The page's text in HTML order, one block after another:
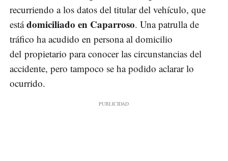
recurriendo a los datos del titular del vehículo, que
estádomiciliado en Caparroso. Una patrulla de
tráfico ha acudido en persona al domicilio
del propietario para conocer las circunstancias del
accidente, pero tampoco se ha podido aclarar lo
ocurrido.